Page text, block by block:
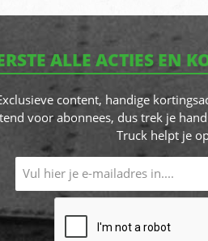
ALLE ACTIES EN
content, handige
voor abonnees, dus trek je
Truck helpt je
mailadres*